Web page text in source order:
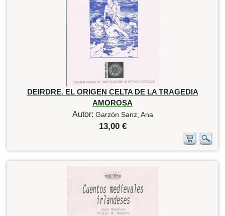
DEIRDRE. EL ORIGEN CELTA DE LA TRAGEDIA
AMOROSA
Autor: Garzón Sanz, Ana
13,00 €